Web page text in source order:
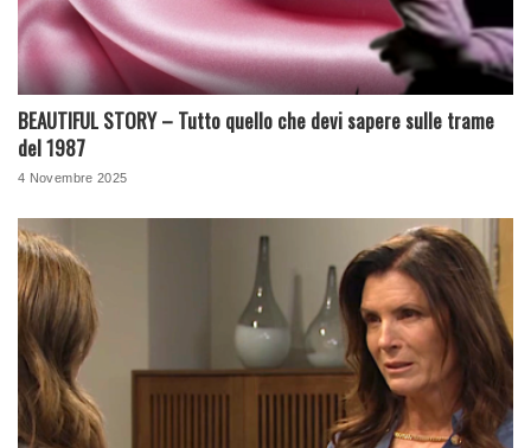
BEAUTIFUL STORY – Tutto quello che devi sapere sulle trame
del 1987
4 Novembre 2025